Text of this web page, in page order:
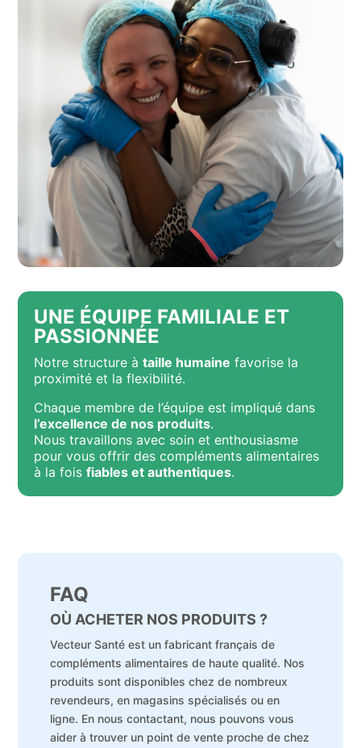
UNE ÉQUIPE FAMILIALE ET
PASSIONNÉE
Notre structure àtaille humaine favorise la
proximité et la flexibilité.
Chaque membre de l’équipe est impliqué dans
l’excellence de nos produits.
Nous travaillons avec soin et enthousiasme
pour vous offrir des compléments alimentaires
à la foisfiables et authentiques.
FAQ
OÙ ACHETER NOS PRODUITS ?
Vecteur Santé est un fabricant français de
compléments alimentaires de haute qualité. Nos
produits sont disponibles chez de nombreux
revendeurs, en magasins spécialisés ou en
ligne. En nous contactant, nous pouvons vous
aider à trouver un point de vente proche de chez